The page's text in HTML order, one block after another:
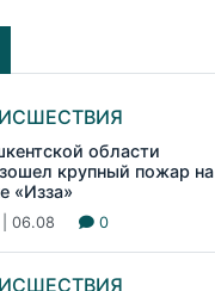
области
крупный пожар на
«Изза»
06.08 0